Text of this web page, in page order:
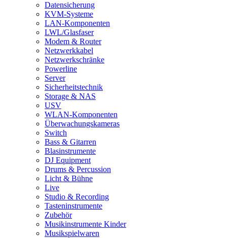
Datensicherung
KVM-Systeme
LAN-Komponenten
LWL/Glasfaser
Modem & Router
Netzwerkkabel
Netzwerkschränke
Powerline
Server
Sicherheitstechnik
Storage & NAS
USV
WLAN-Komponenten
Überwachungskameras
Switch
Bass & Gitarren
Blasinstrumente
DJ Equipment
Drums & Percussion
Licht & Bühne
Live
Studio & Recording
Tasteninstrumente
Zubehör
Musikinstrumente Kinder
Musikspielwaren